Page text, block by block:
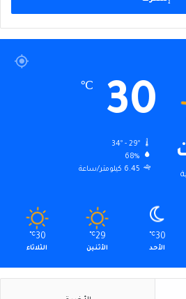
30
℃
34º - 29º
68%
6.45 كيلومتر/ساعة
30
℃
الأحد
29
℃
الأثنين
30
℃
الثلاثاء